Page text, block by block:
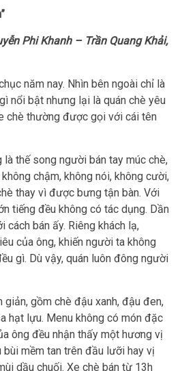
Phi Khanh – Trần Quang Khải,
năm nay. Nhìn bên ngoài chỉ là
nổi bật nhưng lại là quán chè yêu
chè thường được gọi với cái tên
là thế song người bán tay múc chè,
chậm, không nói, không cười,
thay vì được bưng tận bàn. Với
tiếng đều không có tác dụng. Dần
cách bán ấy. Riêng khách lạ,
của ông, khiến người ta không
gì. Dù vậy, quán luôn đông người
giản, gồm chè đậu xanh, đậu đen,
hạt lựu. Menu không có món đặc
ông đều nhận thấy một hương vị
mềm tan trên đầu lưỡi hay vị
dầu chuối. Xe chè bán từ 13h